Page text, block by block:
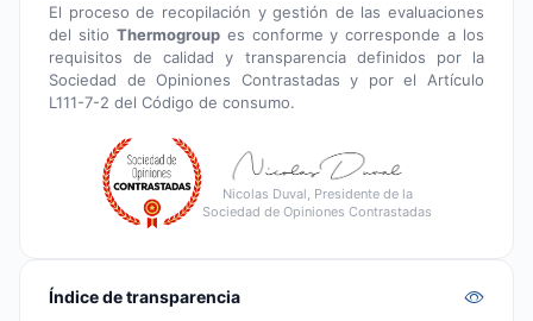
El proceso de recopilación y gestión de las evaluaciones
del sitio Thermogroupes conforme y corresponde a los
requisitos de calidad y transparencia definidos por la
Sociedad de Opiniones Contrastadas y por el Artículo
L111-7-2 del Código de consumo.
Nicolas Duval, Presidente de la
Sociedad de Opiniones Contrastadas
Índice de transparencia